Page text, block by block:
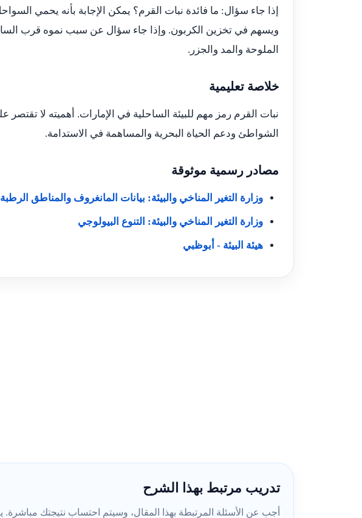
إذا جاء سؤال: ما فائدة نبات القرم؟ يمكن الإجابة بأنه يحمي
ويسهم في تخزين الكربون. وإذا جاء سؤال عن سبب نموه قرب
الملوحة والمد والجزر.
خلاصة تعليمية
نبات القرم رمز مهم للبيئة الساحلية في الإمارات. أهميته لا
الشواطئ ودعم الحياة البحرية والمساهمة في الاستدامة.
مصادر رسمية موثوقة
وزارة التغير المناخي والبيئة: بيانات المانغروف والمناطق
وزارة التغير المناخي والبيئة: التنوع البيولوجي
هيئة البيئة - أبوظبي
تدريب مرتبط بهذا الشرح
أجب عن الأسئلة المرتبطة بهذا المقال، وسيتم احتساب نتيجتك مباشرة.